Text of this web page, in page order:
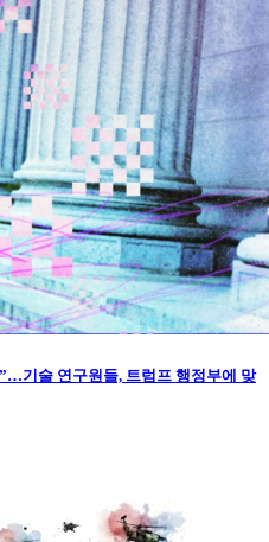
기술 연구원들, 트럼프 행정부에 맞